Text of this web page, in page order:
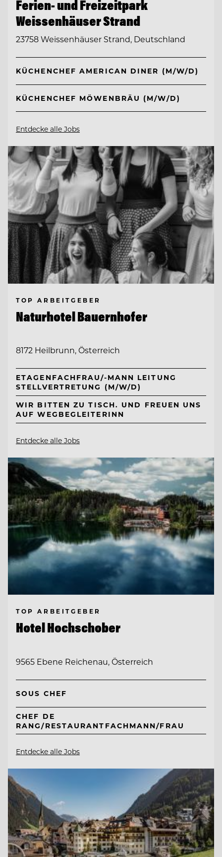
Ferien- und Freizeitpark
Weissenhäuser Strand
23758 Weissenhäuser Strand, Deutschland
KÜCHENCHEF AMERICAN DINER (M/W/D)
KÜCHENCHEF MÖWENBRÄU (M/W/D)
Entdecke alle Jobs
TOP ARBEITGEBER
Naturhotel Bauernhofer
8172 Heilbrunn, Österreich
ETAGENFACHFRAU/-MANN LEITUNG
STELLVERTRETUNG (M/W/D)
WIR BITTEN ZU TISCH. UND FREUEN UNS
AUF WEGBEGLEITERINN
Entdecke alle Jobs
TOP ARBEITGEBER
Hotel Hochschober
9565 Ebene Reichenau, Österreich
SOUS CHEF
CHEF DE
RANG/RESTAURANTFACHMANN/FRAU
Entdecke alle Jobs